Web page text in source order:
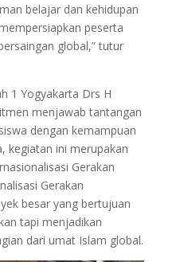
belajar dan kehidupan
peserta
global,” tutur
1 Yogyakarta Drs H
menjawab tantangan
dengan kemampuan
kegiatan ini merupakan
Gerakan
Gerakan
besar yang bertujuan
tapi menjadikan
dari umat Islam global.